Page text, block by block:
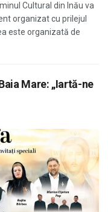
Cultural din Inău va
organizat cu prilejul
este organizată de
Mare: „Iartă-ne